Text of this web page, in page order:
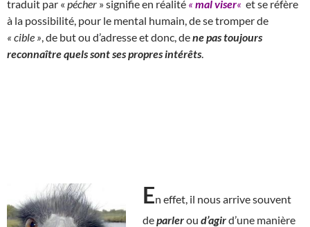
traduit par « pécher » signifie en réalité « mal viser« et se réfère
à la possibilité, pour le mental humain, de se tromper de
« cible » , de but ou d’adresse et donc, dene pas toujours
reconnaître quels sont ses propres intérêts
En effet, il nous arrive souvent
deparlerou d’agird’une manière